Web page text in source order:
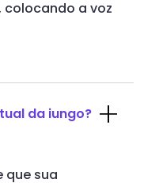
a voz
da iungo?
que sua